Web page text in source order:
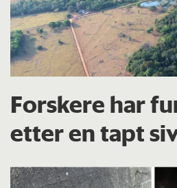
Forskere har
etter en tapt